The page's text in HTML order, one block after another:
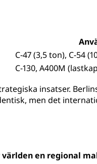
C-47 (3,5 ton), C-54
C-130, A400M
insatser.
men det
en regional